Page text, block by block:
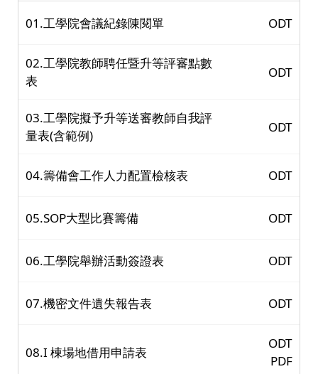
01.工學院會議紀錄陳閱單 ODT
02.工學院教師聘任暨升等評審點數
表
ODT
03.工學院擬予升等送審教師自我評
量表(含範例)
ODT
04.籌備會工作人力配置檢核表 ODT
05.SOP大型比賽籌備 ODT
06.工學院舉辦活動簽證表 ODT
07.機密文件遺失報告表 ODT
08.I 棟場地借用申請表
ODT
PDF